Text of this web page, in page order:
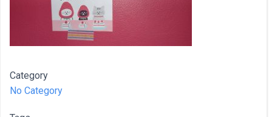
Category
No Category